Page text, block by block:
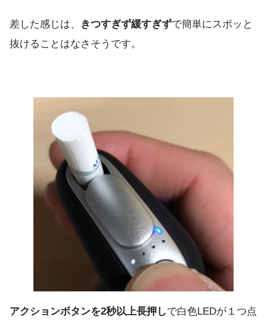
差した感じは、 きつすぎず緩すぎずで簡単にスポッと
抜けることはなさそうです。
アクションボタンを2秒以上長押しで白色LEDが１つ点